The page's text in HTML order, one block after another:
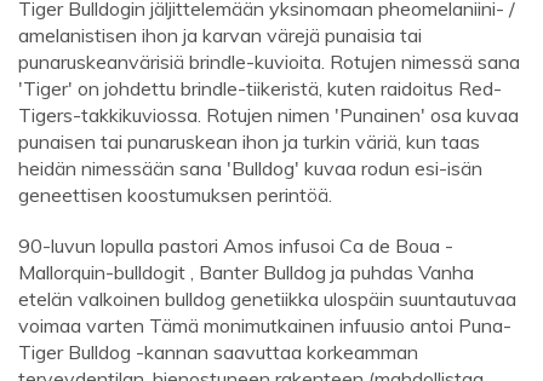
Tiger Bulldogin jäljittelemään yksinomaan pheomelaniini- /
amelanistisen ihon ja karvan värejä punaisia ​​tai
punaruskeanvärisiä brindle-kuvioita. Rotujen nimessä sana
'Tiger' on johdettu brindle-tiikeristä, kuten raidoitus Red-
Tigers-takkikuviossa. Rotujen nimen 'Punainen' osa kuvaa
punaisen tai punaruskean ihon ja turkin väriä, kun taas
heidän nimessään sana 'Bulldog' kuvaa rodun esi-isän
geneettisen koostumuksen perintöä.
90-luvun lopulla pastori Amos infusoi Ca de Boua -
Mallorquin-bulldogit , Banter Bulldog ja puhdas Vanha
etelän valkoinen bulldog genetiikka ulospäin suuntautuvaa
voimaa varten Tämä monimutkainen infuusio antoi Puna-
Tiger Bulldog -kannan saavuttaa korkeamman